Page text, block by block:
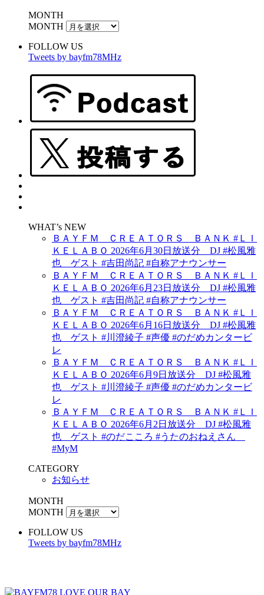
MONTH
MONTH
FOLLOW US
Tweets by bayfm78MHz
WHAT’s NEW
ＢＡＹＦＭ ＣＲＥＡＴＯＲＳ ＢＡＮＫ #ＬＩ
ＫＥＬＡＢＯ 2026年6月30日放送分 DJ #松風雅
也 ゲスト #吉田尚記 #自称アナウンサー
ＢＡＹＦＭ ＣＲＥＡＴＯＲＳ ＢＡＮＫ #ＬＩ
ＫＥＬＡＢＯ 2026年6月23日放送分 DJ #松風雅
也 ゲスト #吉田尚記 #自称アナウンサー
ＢＡＹＦＭ ＣＲＥＡＴＯＲＳ ＢＡＮＫ #ＬＩ
ＫＥＬＡＢＯ 2026年6月16日放送分 DJ #松風雅
也 ゲスト #川澄綾子 #声優 #のだめカンタービ
レ
ＢＡＹＦＭ ＣＲＥＡＴＯＲＳ ＢＡＮＫ #ＬＩ
ＫＥＬＡＢＯ 2026年6月9日放送分 DJ #松風雅
也 ゲスト #川澄綾子 #声優 #のだめカンタービ
レ
ＢＡＹＦＭ ＣＲＥＡＴＯＲＳ ＢＡＮＫ #ＬＩ
ＫＥＬＡＢＯ 2026年6月2日放送分 DJ #松風雅
也 ゲスト #のだこころ #うたのおねえさん
#MyM
CATEGORY
お知らせ
MONTH
MONTH
FOLLOW US
Tweets by bayfm78MHz